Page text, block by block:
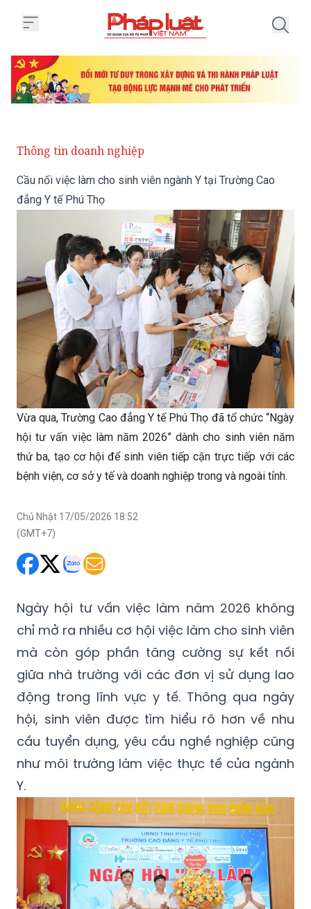
Thông tin doanh nghiệp
Cầu nối việc làm cho sinh viên ngành Y tại Trường Cao
đẳng Y tế Phú Thọ
Vừa qua, Trường Cao đẳng Y tế Phú Thọ đã tổ chức “Ngày
hội tư vấn việc làm năm 2026” dành cho sinh viên năm
thứ ba, tạo cơ hội để sinh viên tiếp cận trực tiếp với các
bệnh viện, cơ sở y tế và doanh nghiệp trong và ngoài tỉnh.
Chủ Nhật 17/05/2026 18:52
(GMT+7)
Ngày hội tư vấn việc làm năm 2026 không
chỉ mở ra nhiều cơ hội việc làm cho sinh viên
mà còn góp phần tăng cường sự kết nối
giữa nhà trường với các đơn vị sử dụng lao
động trong lĩnh vực y tế. Thông qua ngày
hội, sinh viên được tìm hiểu rõ hơn về nhu
cầu tuyển dụng, yêu cầu nghề nghiệp cũng
như môi trường làm việc thực tế của ngành
Y.